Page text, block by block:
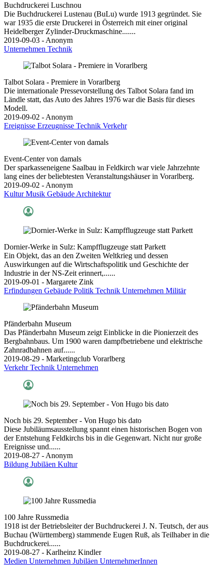
Buchdruckerei Luschnou
Die Buchdruckerei Lustenau (BuLu) wurde 1913 gegründet. Sie
war 1935 die erste Druckerei in Österreich mit einer original
Heidelberger Zylinder-Druckmaschine.......
2019-09-03 - Anonym
Unternehmen Technik
Talbot Solara - Premiere in Vorarlberg
Die internationale Pressevorstellung des Talbot Solara fand im
Ländle statt, das Auto des Jahres 1976 war die Basis für dieses
Modell.
2019-09-02 - Anonym
Ereignisse Erzeugnisse Technik Verkehr
Event-Center von damals
Der sparkasseneigene Saalbau in Feldkirch war viele Jahrzehnte
lang eines der beliebtesten Veranstaltungshäuser in Vorarlberg.
2019-09-02 - Anonym
KulturMusik Gebäude Architektur
Dornier-Werke in Sulz: Kampfflugzeuge statt Parkett
Ein Objekt, das an den Zweiten Weltkrieg und dessen
Auswirkungen auf die Wirtschaftspolitik und Geschichte der
Industrie in der NS-Zeit erinnert,......
2019-09-01 - Margarete Zink
Erfindungen Gebäude Politik Technik Unternehmen Militär
Pfänderbahn Museum
Das Pfänderbahn Museum zeigt Einblicke in die Pionierzeit des
Bergbahnbaus. Um 1900 waren dampfbetriebene und elektrische
Zahnradbahnen auf......
2019-08-29 - Marketingclub Vorarlberg
VerkehrTechnik Unternehmen
Noch bis 29. September - Von Hugo bis dato
Diese Jubiläumsausstellung spannt einen historischen Bogen von
der Entstehung Feldkirchs bis in die Gegenwart. Nicht nur große
Ereignisse und......
2019-08-27 - Anonym
Bildung Jubiläen Kultur
100 Jahre Russmedia
1918 ist der Betriebsleiter der Buchdruckerei J. N. Teutsch, der aus
Buchau (Württemberg) stammende Eugen Ruß, als Teilhaber in die
Buchdruckerei......
2019-08-27 - Karlheinz Kindler
Medien Unternehmen Jubiläen UnternehmerInnen